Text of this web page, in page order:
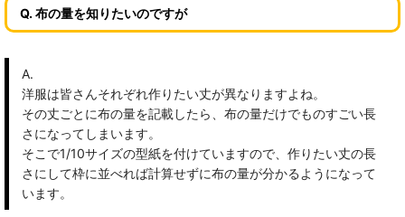
Q. 布の量を知りたいのですが
A.
洋服は皆さんそれぞれ作りたい丈が異なりますよね。
その丈ごとに布の量を記載したら、布の量だけでものすごい長
さになってしまいます。
そこで1/10サイズの型紙を付けていますので、作りたい丈の長
さにして枠に並べれば計算せずに布の量が分かるようになって
います。